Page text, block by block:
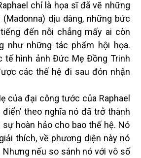
chỉ là họa sĩ đã vẽ những
dịu dàng, những bức
đến nỗi chẳng mấy ai còn
như những tác phẩm hội họa.
tế hình ảnh Đức Mẹ Đồng Trinh
các thế hệ đi sau đón nhận
của đại công tước của Raphael
theo nghĩa nó đã trở thành
hoàn hảo cho bao thế hệ. Nó
thích, về phương diện này nó
Nhưng nếu so sánh nó với vô số